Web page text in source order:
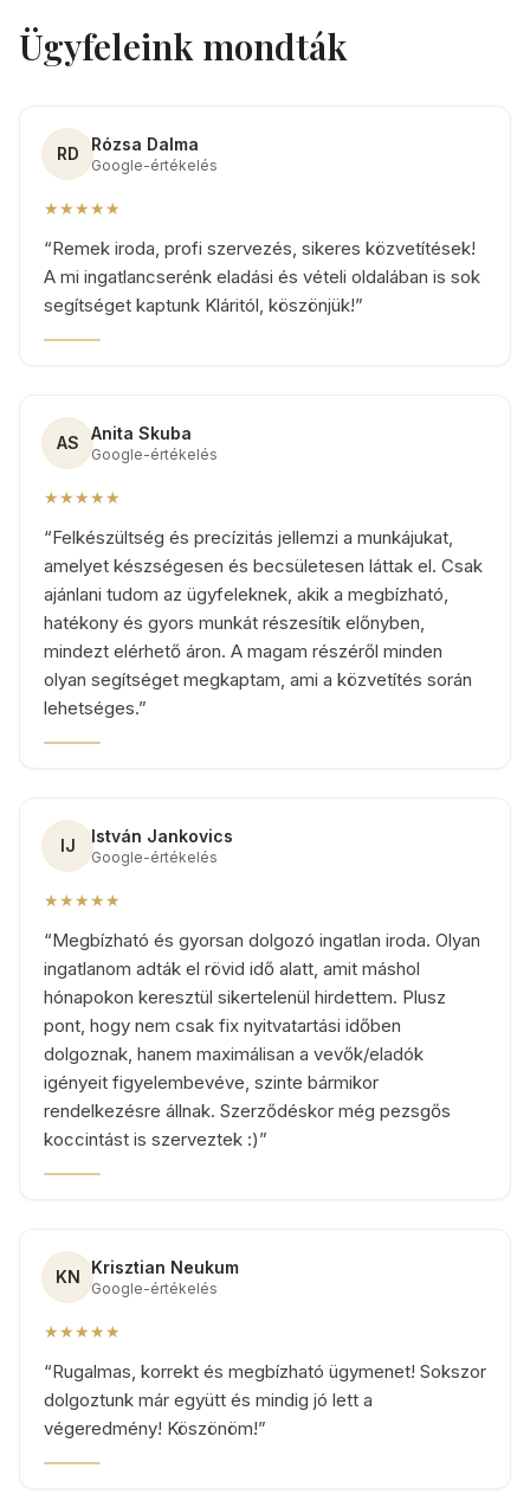
Ügyfeleink mondták
RD Rózsa Dalma
Google-értékelés
★★★★★
“Remek iroda, profi szervezés, sikeres közvetítések!
A mi ingatlancserénk eladási és vételi oldalában is sok
segítséget kaptunk Kláritól, köszönjük!”
AS Anita Skuba
Google-értékelés
★★★★★
“Felkészültség és precízitás jellemzi a munkájukat,
amelyet készségesen és becsületesen láttak el. Csak
ajánlani tudom az ügyfeleknek, akik a megbízható,
hatékony és gyors munkát részesítik előnyben,
mindezt elérhető áron. A magam részéről minden
olyan segítséget megkaptam, ami a közvetítés során
lehetséges.”
IJ István Jankovics
Google-értékelés
★★★★★
“Megbízható és gyorsan dolgozó ingatlan iroda. Olyan
ingatlanom adták el rövid idő alatt, amit máshol
hónapokon keresztül sikertelenül hirdettem. Plusz
pont, hogy nem csak fix nyitvatartási időben
dolgoznak, hanem maximálisan a vevők/eladók
igényeit figyelembevéve, szinte bármikor
rendelkezésre állnak. Szerződéskor még pezsgős
koccintást is szerveztek :)”
KN Krisztian Neukum
Google-értékelés
★★★★★
“Rugalmas, korrekt és megbízható ügymenet! Sokszor
dolgoztunk már együtt és mindig jó lett a
végeredmény! Köszönöm!”